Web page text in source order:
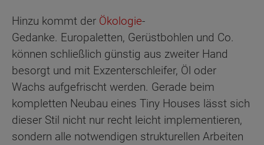
Hinzu kommt der Ökologie-
Gedanke. Europaletten, Gerüstbohlen und Co.
können schließlich günstig aus zweiter Hand
besorgt und mit Exzenterschleifer, Öl oder
Wachs aufgefrischt werden. Gerade beim
kompletten Neubau eines Tiny Houses lässt sich
dieser Stil nicht nur recht leicht implementieren,
sondern alle notwendigen strukturellen Arbeiten